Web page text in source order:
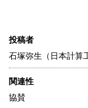
投稿者
石塚弥生（日本計算
関連性
協賛